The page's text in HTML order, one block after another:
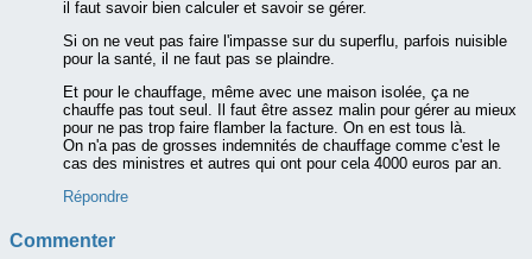
il faut savoir bien calculer et savoir se gérer.
Si on ne veut pas faire l'impasse sur du superflu, parfois nuisible
pour la santé, il ne faut pas se plaindre.
Et pour le chauffage, même avec une maison isolée, ça ne
chauffe pas tout seul. Il faut être assez malin pour gérer au mieux
pour ne pas trop faire flamber la facture. On en est tous là.
On n'a pas de grosses indemnités de chauffage comme c'est le
cas des ministres et autres qui ont pour cela 4000 euros par an.
Répondre
Commenter